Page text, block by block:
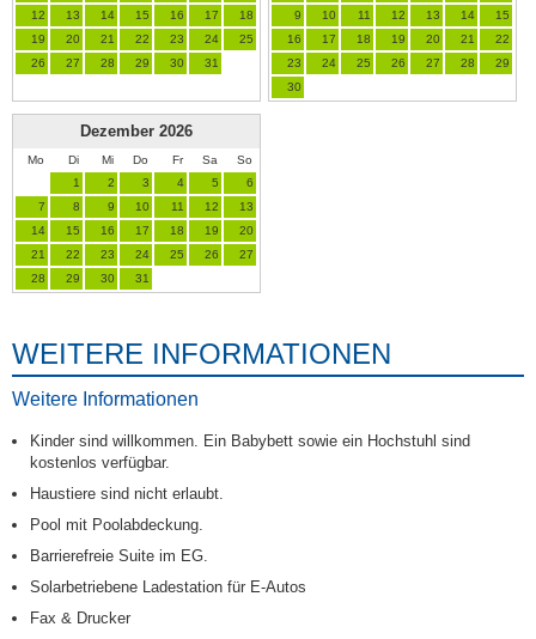
12
13 14 15 16 17
18
19
20 21 22 23 24
25
26
27 28 29 30 31
9
10 11 12 13 14
15
16
17 18 19 20 21
22
23
24 25 26 27 28
29
30
Dezember 2026
Mo Di Mi Do Fr Sa
So
1
2 3 4 5
6
7
8 9 10 11 12
13
14
15 16 17 18 19
20
21
22 23 24 25 26
27
28
29 30 31
WEITERE INFORMATIONEN
Weitere Informationen
Kinder sind willkommen. Ein Babybett sowie ein Hochstuhl sind
kostenlos verfügbar.
Haustiere sind nicht erlaubt.
Pool mit Poolabdeckung.
Barrierefreie Suite im EG.
Solarbetriebene Ladestation für E-Autos
Fax & Drucker